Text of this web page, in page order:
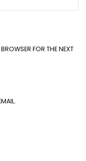
FOR THE NEXT